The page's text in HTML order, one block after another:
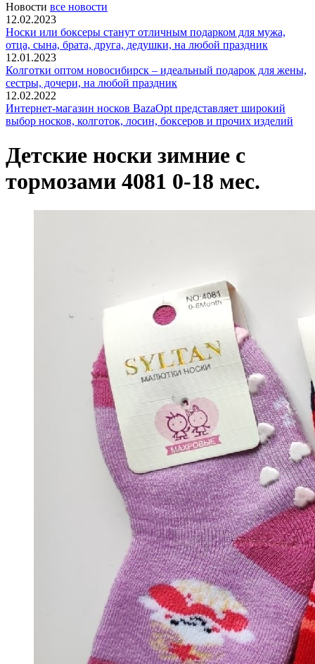
Новости все новости
12.02.2023
Носки или боксеры станут отличным подарком для мужа,
отца, сына, брата, друга, дедушки, на любой праздник
12.01.2023
Колготки оптом новосибирск – идеальный подарок для жены,
сестры, дочери, на любой праздник
12.02.2022
Интернет-магазин носков BazaOpt представляет широкий
выбор носков, колготок, лосин, боксеров и прочих изделий
Детские носки зимние с
тормозами 4081 0-18 мес.